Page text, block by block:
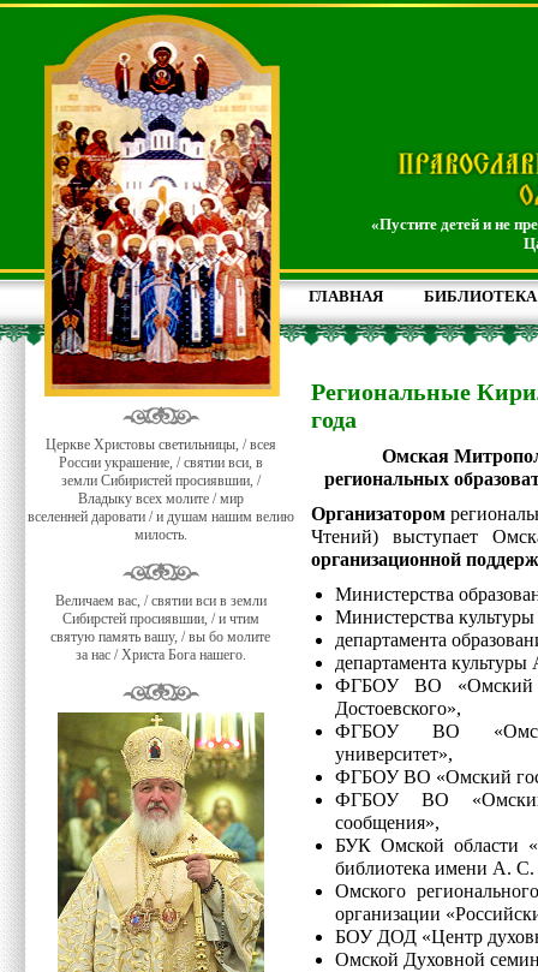
«Пустите детей и не
ГЛАВНАЯ БИБЛИОТЕКА
Церкве Христовы светильницы, / всея
России украшение, / святии вси, в
земли Сибиристей просиявшии, /
Владыку всех молите / мир
вселенней даровати / и душам нашим велию
милость.
Величаем вас, / святии вси в земли
Сибирстей просиявшии, / и чтим
святую память вашу, / вы бо молите
за нас / Христа Бога нашего.
Региональные
года
Омская
региональных
Организатором
Чтений) выступает
организационной
Министерства
Министерства
департамента
департамента
ФГБОУ ВО «Омский
Достоевского»,
ФГБОУ ВО «Омский
университет»,
ФГБОУ ВО «Омский
ФГБОУ ВО «Омский
сообщения»,
БУК Омской области
библиотека имени А.
Омского
организации
БОУ ДОД «Центр
Омской Духовной